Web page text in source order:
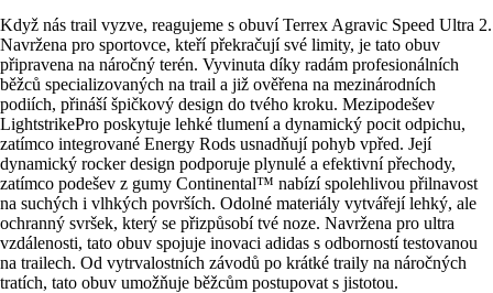
Když nás trail vyzve, reagujeme s obuví Terrex Agravic Speed Ultra 2.
Navržena pro sportovce, kteří překračují své limity, je tato obuv
připravena na náročný terén. Vyvinuta díky radám profesionálních
běžců specializovaných na trail a již ověřena na mezinárodních
podiích, přináší špičkový design do tvého kroku. Mezipodešev
LightstrikePro poskytuje lehké tlumení a dynamický pocit odpichu,
zatímco integrované Energy Rods usnadňují pohyb vpřed. Její
dynamický rocker design podporuje plynulé a efektivní přechody,
zatímco podešev z gumy Continental™ nabízí spolehlivou přilnavost
na suchých i vlhkých površích. Odolné materiály vytvářejí lehký, ale
ochranný svršek, který se přizpůsobí tvé noze. Navržena pro ultra
vzdálenosti, tato obuv spojuje inovaci adidas s odborností testovanou
na trailech. Od vytrvalostních závodů po krátké traily na náročných
tratích, tato obuv umožňuje běžcům postupovat s jistotou.